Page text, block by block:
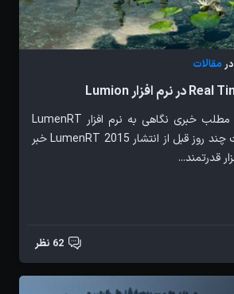
مقالات
چندی پیش در یک مطلب خبری نگاهی به نرم افزار LumenRT
2015 داشتیم. درست چند روز قبل از انتشار LumenRT 2015 خبر
قدرتمند...
62 نظر